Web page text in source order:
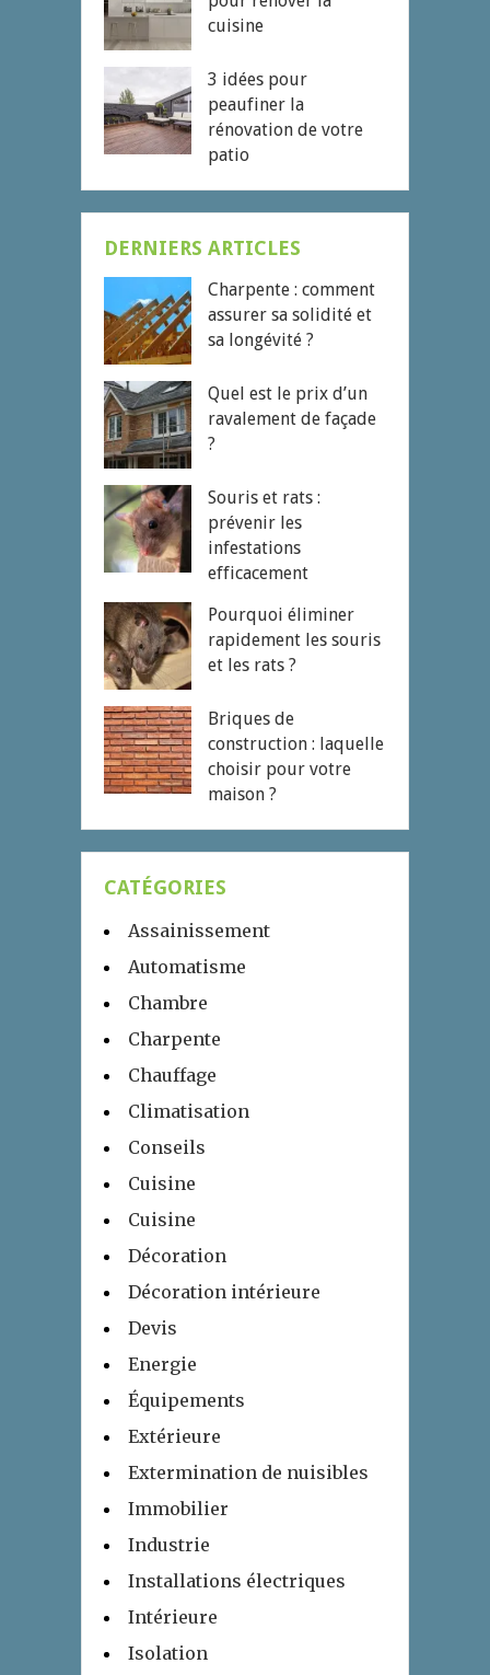
cuisine
3 idées pour
peaufiner la
rénovation de votre
patio
DERNIERS ARTICLES
Charpente : comment
assurer sa solidité et
sa longévité ?
Quel est le prix d’un
ravalement de façade
?
Souris et rats :
prévenir les
infestations
efficacement
Pourquoi éliminer
rapidement les souris
et les rats ?
Briques de
construction : laquelle
choisir pour votre
maison ?
CATÉGORIES
Assainissement
Automatisme
Chambre
Charpente
Chauffage
Climatisation
Conseils
Cuisine
Cuisine
Décoration
Décoration intérieure
Devis
Energie
Équipements
Extérieure
Extermination de nuisibles
Immobilier
Industrie
Installations électriques
Intérieure
Isolation